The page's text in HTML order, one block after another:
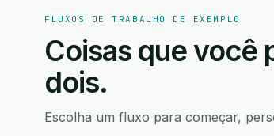
FLUXOS DE TRABALHO DE EXEMPLO
Coisas que você
dois.
Escolha um fluxo para começar,